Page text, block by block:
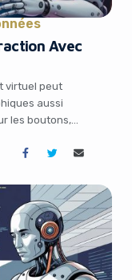
Avec
virtuel peut
aussi
les boutons,
vous ne le
(GUI)